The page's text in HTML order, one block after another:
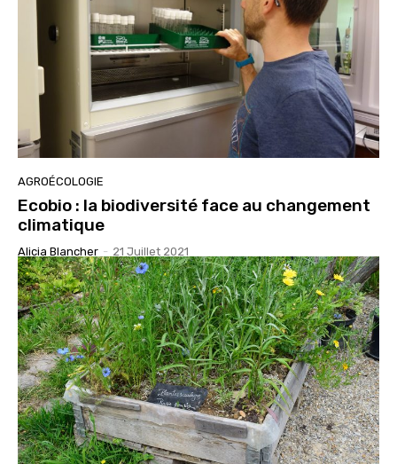
AGROÉCOLOGIE
Ecobio : la biodiversité face au changement
climatique
Alicia Blancher - 21 Juillet 2021